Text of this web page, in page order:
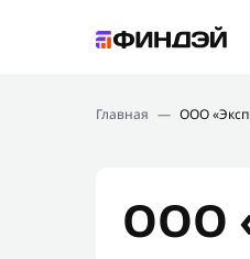
Новости
Главная — ООО
ООО